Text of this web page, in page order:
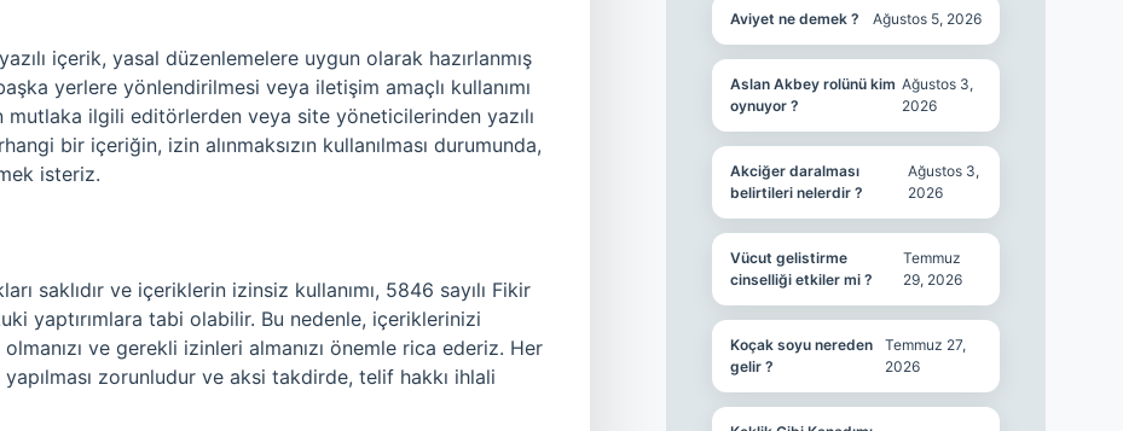
içerik, yasal düzenlemelere uygun olarak hazırlanmış
yerlere yönlendirilmesi veya iletişim amaçlı kullanımı
mutlaka ilgili editörlerden veya site yöneticilerinden yazılı
bir içeriğin, izin alınmaksızın kullanılması durumunda,
isteriz.
saklıdır ve içeriklerin izinsiz kullanımı, 5846 sayılı Fikir
yaptırımlara tabi olabilir. Bu nedenle, içeriklerinizi
ve gerekli izinleri almanızı önemle rica ederiz. Her
zorunludur ve aksi takdirde, telif hakkı ihlali
Aviyet ne demek ? Ağustos 5, 2026
Aslan Akbey rolünü kim
oynuyor ?
Ağustos 3,
2026
Akciğer daralması
belirtileri nelerdir ?
Ağustos 3,
2026
Vücut gelistirme
cinselliği etkiler mi ?
Temmuz
29, 2026
Koçak soyu nereden
gelir ?
Temmuz 27,
2026